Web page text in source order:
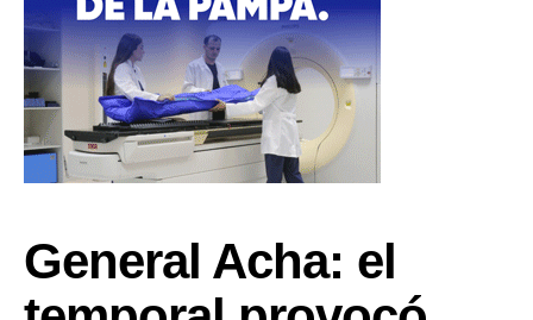
General Acha: el